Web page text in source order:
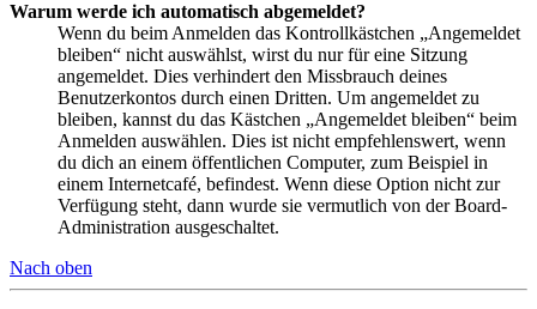
Warum werde ich automatisch abgemeldet?
Wenn du beim Anmelden das Kontrollkästchen „Angemeldet
bleiben“ nicht auswählst, wirst du nur für eine Sitzung
angemeldet. Dies verhindert den Missbrauch deines
Benutzerkontos durch einen Dritten. Um angemeldet zu
bleiben, kannst du das Kästchen „Angemeldet bleiben“ beim
Anmelden auswählen. Dies ist nicht empfehlenswert, wenn
du dich an einem öffentlichen Computer, zum Beispiel in
einem Internetcafé, befindest. Wenn diese Option nicht zur
Verfügung steht, dann wurde sie vermutlich von der Board-
Administration ausgeschaltet.
Nach oben